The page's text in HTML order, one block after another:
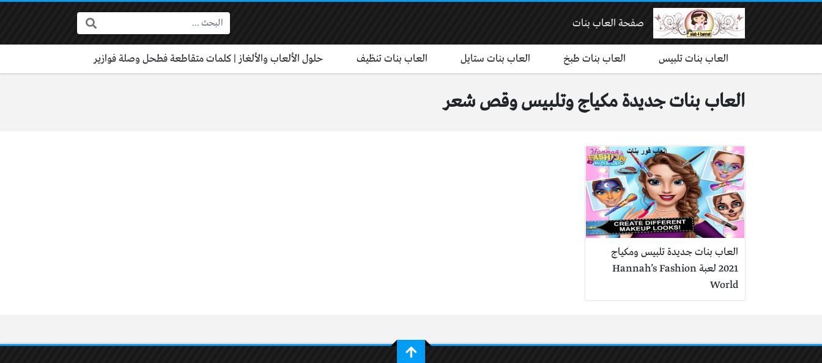
صفحة العاب بنات
البحث:
العاب بنات تلبيس العاب بنات طبخ العاب بنات ستايل العاب بنات تنظيف حلول الألعاب والألغاز | كلمات متقاطعة فطحل وصلة فوازير
العاب بنات جديدة مكياج وتلبيس وقص شعر
العاب بنات جديدة تلبيس ومكياج
2021 لعبة Hannah’s Fashion
World